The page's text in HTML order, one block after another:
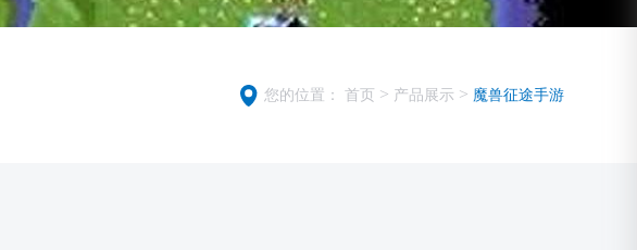
您的位置： 首页 > 产品展示 > 魔兽征途手游